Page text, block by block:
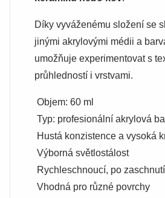
Díky vyváženému složení se
jinými akrylovými médii a
umožňuje experimentovat s
průhledností i vrstvami.
Objem: 60 ml
Typ: profesionální akrylová
Hustá konzistence a vysoká
Výborná světlostálost
Rychleschnoucí, po
Vhodná pro různé povrchy